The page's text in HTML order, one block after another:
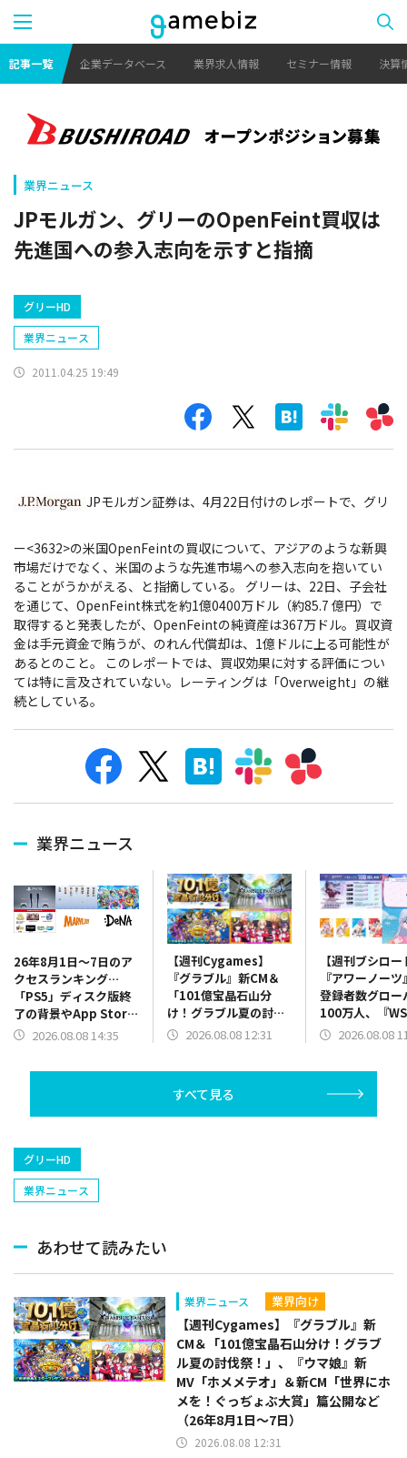
記事一覧 企業データベース 業界求人情報 セミナー情報 決算
業界ニュース
JPモルガン、グリーのOpenFeint買収は
先進国への参入志向を示すと指摘
グリーHD
業界ニュース
2011.04.25 19:49
JPモルガン証券は、4月22日付けのレポートで、グリ
ー<3632>の米国OpenFeintの買収について、アジアのような新興
市場だけでなく、米国のような先進市場への参入志向を抱いてい
ることがうかがえる、と指摘している。
グリーは、22日、子会社
を通じて、OpenFeint株式を約1億0400万ドル（約85.7 億円）で
取得すると発表したが、OpenFeintの純資産は367万ドル。買収資
金は手元資金で賄うが、のれん代償却は、1億ドルに上る可能性が
あるとのこと。 このレポートでは、買収効果に対する評価につい
ては特に言及されていない。レーティングは「Overweight」の継
続としている。
業界ニュース
26年8月1日～7日のア
クセスランキング…
「PS5」ディスク版終
了の背景やApp Store
振り返り、決算関係が
2026.08.08 14:35
【週刊Cygames】
『グラブル』新CM＆
「101億宝晶石山分
け！グラブル夏の討伐
祭！」、『ウマ娘』新
など（26年8月1日～7
日）
2026.08.08 12:31
【週刊ブシロ
『アワーノー
登録者数グロー
100万人、『
ースターパック
～7日）
2026.08.08
すべて見る
グリーHD
業界ニュース
あわせて読みたい
業界ニュース 業界向け
【週刊Cygames】『グラブル』新
CM＆「101億宝晶石山分け！グラブ
ル夏の討伐祭！」、『ウマ娘』新
MV「ホメメテオ」＆新CM「世界にホ
メを！ぐっぢょぶ大賞」篇公開など
（26年8月1日～7日）
2026.08.08 12:31